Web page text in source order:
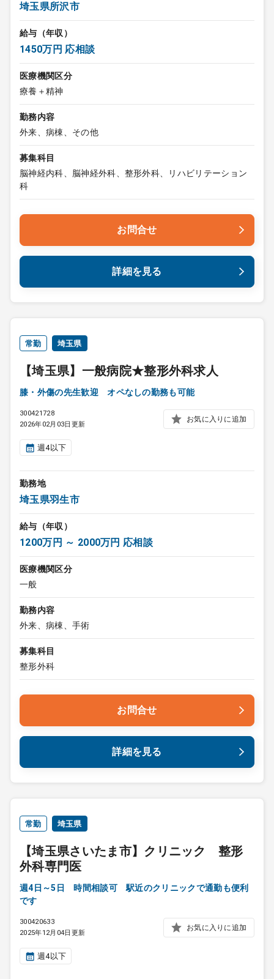
埼玉県所沢市
給与（年収）
1450万円 応相談
医療機関区分
療養＋精神
勤務内容
外来、病棟、その他
募集科目
脳神経内科、脳神経外科、整形外科、リハビリテーション
科
お問合せ
詳細を見る
常勤 埼玉県
【埼玉県】一般病院★整形外科求人
膝・外傷の先生歓迎 オペなしの勤務も可能
300421728
2026年02月03日更新
お気に入りに追加
週4以下
勤務地
埼玉県羽生市
給与（年収）
1200万円 ～ 2000万円 応相談
医療機関区分
一般
勤務内容
外来、病棟、手術
募集科目
整形外科
お問合せ
詳細を見る
常勤 埼玉県
【埼玉県さいたま市】クリニック 整形
外科専門医
週4日～5日 時間相談可 駅近のクリニックで通勤も便利
です
300420633
2025年12月04日更新
お気に入りに追加
週4以下